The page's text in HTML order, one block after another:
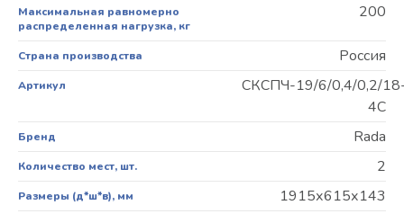
Максимальная равномерно
распределенная нагрузка, кг
200
Страна производства Россия
Артикул
СКСПЧ-19/6/0,4/0,2/
4С
Бренд Rada
Количество мест, шт. 2
Размеры (д*ш*в), мм 1915х615х143